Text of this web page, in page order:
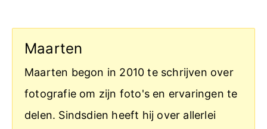
Maarten
Maarten begon in 2010 te schrijven over
fotografie om zijn foto's en ervaringen te
delen. Sindsdien heeft hij over allerlei